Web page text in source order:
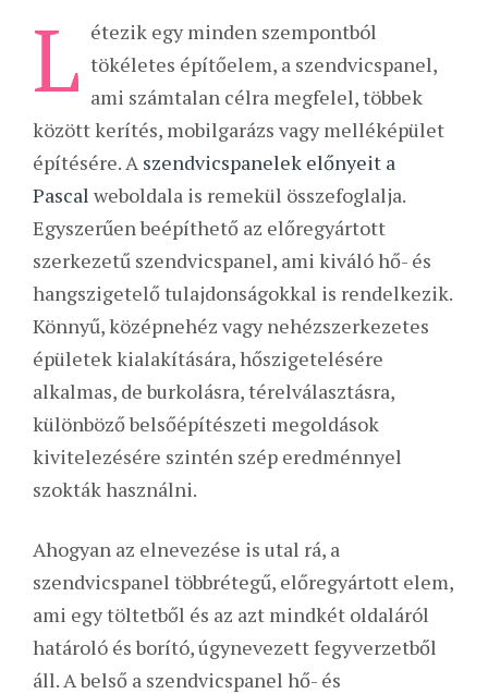
L étezik egy minden szempontból
tökéletes építőelem, a szendvicspanel,
ami számtalan célra megfelel, többek
között kerítés, mobilgarázs vagy melléképület
építésére. Aszendvicspanelek előnyeit a
Pascal weboldala is remekül összefoglalja.
Egyszerűen beépíthető az előregyártott
szerkezetű szendvicspanel, ami kiváló hő- és
hangszigetelő tulajdonságokkal is rendelkezik.
Könnyű, középnehéz vagy nehézszerkezetes
épületek kialakítására, hőszigetelésére
alkalmas, de burkolásra, térelválasztásra,
különböző belsőépítészeti megoldások
kivitelezésére szintén szép eredménnyel
szokták használni.
Ahogyan az elnevezése is utal rá, a
szendvicspanel többrétegű, előregyártott elem,
ami egy töltetből és az azt mindkét oldaláról
határoló és borító, úgynevezett fegyverzetből
áll. A belső a szendvicspanel hő- és